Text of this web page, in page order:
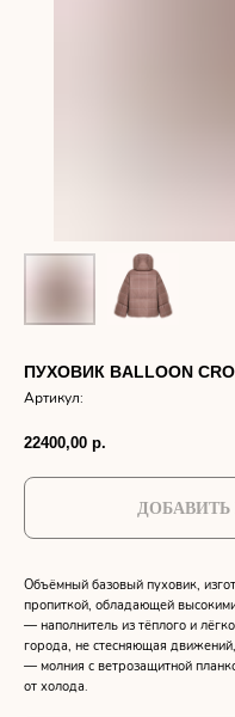
ПУХОВИК BALLOON
Артикул:
22400,00 р.
ДОБАВИТЬ
Объёмный базовый пуховик,
пропиткой, обладающей
— наполнитель из тёплого и
города, не стесняющая
— молния с ветрозащитной
от холода.